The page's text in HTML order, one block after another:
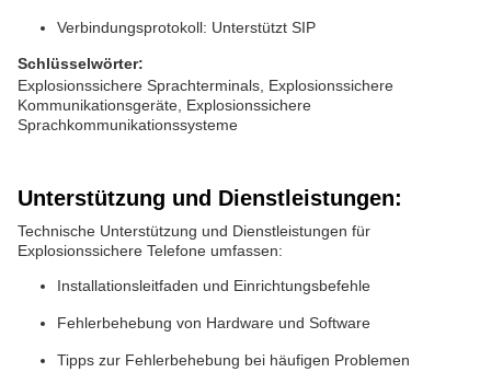
Verbindungsprotokoll: Unterstützt SIP
Schlüsselwörter:
Explosionssichere Sprachterminals, Explosionssichere
Kommunikationsgeräte, Explosionssichere
Sprachkommunikationssysteme
Unterstützung und Dienstleistungen:
Technische Unterstützung und Dienstleistungen für
Explosionssichere Telefone umfassen:
Installationsleitfaden und Einrichtungsbefehle
Fehlerbehebung von Hardware und Software
Tipps zur Fehlerbehebung bei häufigen Problemen